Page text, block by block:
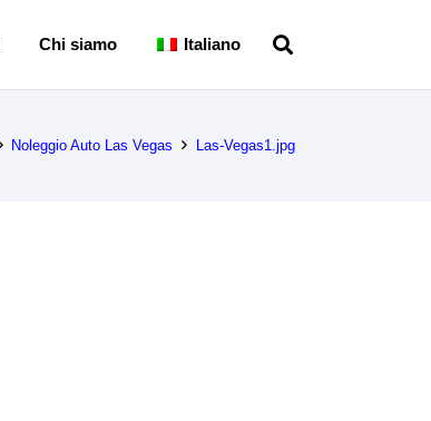
Chi siamo Italiano
Noleggio Auto Las Vegas Las-Vegas1.jpg